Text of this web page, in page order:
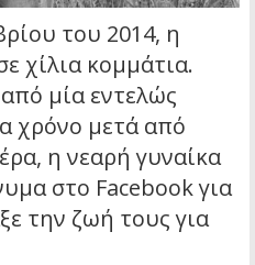
του 2014, η
χίλια κομμάτια.
μία εντελώς
χρόνο μετά από
η νεαρή γυναίκα
στο Facebook για
την ζωή τους για